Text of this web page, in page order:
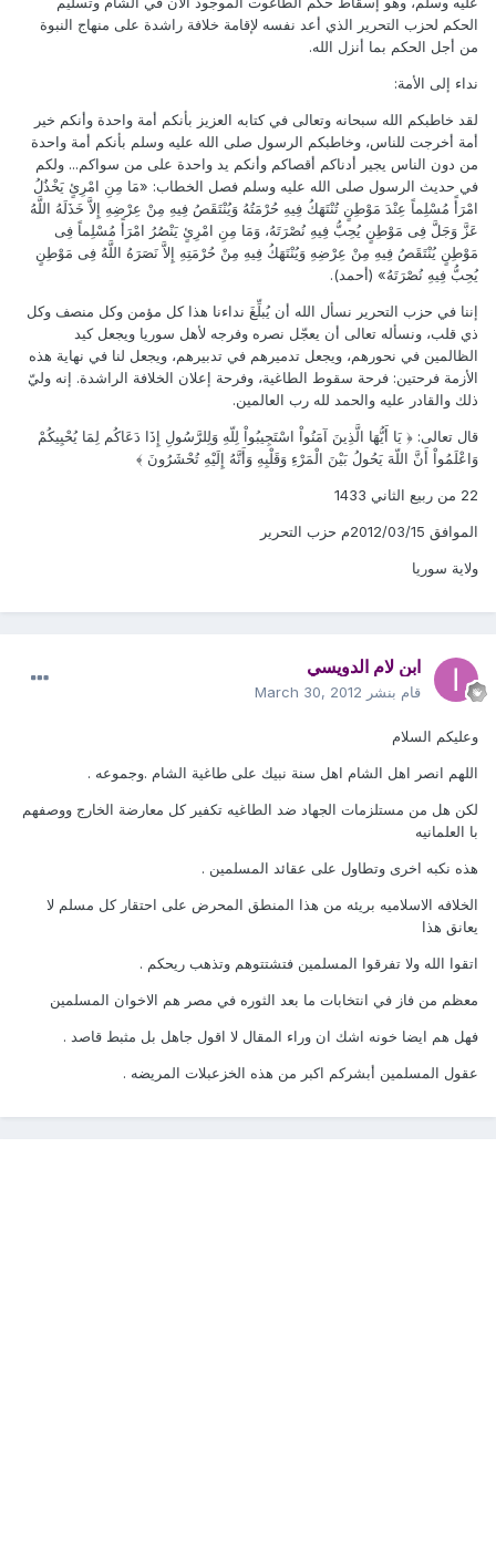
الحكم لحزب التحرير الذي أعد نفسه لإقامة خلافة راشدة على منهاج النبوة
من أجل الحكم بما أنزل الله.
نداء إلى الأمة:
لقد خاطبكم الله سبحانه وتعالى في كتابه العزيز بأنكم أمة واحدة وأنكم خير
أمة أخرجت للناس، وخاطبكم الرسول صلى الله عليه وسلم بأنكم أمة واحدة
من دون الناس يجير أدناكم أقصاكم وأنكم يد واحدة على من سواكم... ولكم
في حديث الرسول صلى الله عليه وسلم فصل الخطاب: «مَا مِنِ امْرِئٍ يَخْذُلُ
امْرَأً مُسْلِماً عِنْدَ مَوْطِنٍ تُنْتَهَكُ فِيهِ حُرْمَتُهُ وَيُنْتَقَصُ فِيهِ مِنْ عِرْضِهِ إِلاَّ خَذَلَهُ اللَّهُ
عَزَّ وَجَلَّ فِى مَوْطِنٍ يُحِبُّ فِيهِ نُصْرَتَهُ، وَمَا مِنِ امْرِئٍ يَنْصُرُ امْرَأً مُسْلِماً فِى
مَوْطِنٍ يُنْتَقَصُ فِيهِ مِنْ عِرْضِهِ وَيُنْتَهَكُ فِيهِ مِنْ حُرْمَتِهِ إِلاَّ نَصَرَهُ اللَّهُ فِى مَوْطِنٍ
يُحِبُّ فِيهِ نُصْرَتَهُ» (أحمد).
إننا في حزب التحرير نسأل الله أن يُبلِّغَ نداءنا هذا كل مؤمن وكل منصف وكل
ذي قلب، ونسأله تعالى أن يعجّل نصره وفرجه لأهل سوريا ويجعل كيد
الظالمين في نحورهم، ويجعل تدميرهم في تدبيرهم، ويجعل لنا في نهاية هذه
الأزمة فرحتين: فرحة سقوط الطاغية، وفرحة إعلان الخلافة الراشدة. إنه وليّ
ذلك والقادر عليه والحمد لله رب العالمين.
قال تعالى: ﴿ يَا أَيُّهَا الَّذِينَ آمَنُواْ اسْتَجِيبُواْ لِلّهِ وَلِلرَّسُولِ إِذَا دَعَاكُم لِمَا يُحْيِيكُمْ
وَاعْلَمُواْ أَنَّ اللّهَ يَحُولُ بَيْنَ الْمَرْءِ وَقَلْبِهِ وَأَنَّهُ إِلَيْهِ تُحْشَرُونَ ﴾
22 من ربيع الثاني 1433
الموافق 2012/03/15م حزب التحرير
ولاية سوريا
ابن لام الدويسي
قام بنشر March 30, 2012
وعليكم السلام
اللهم انصر اهل الشام اهل سنة نبيك على طاغية الشام .وجموعه .
لكن هل من مستلزمات الجهاد ضد الطاغيه تكفير كل معارضة الخارج ووصفهم
با العلمانيه
هذه نكبه اخرى وتطاول على عقائد المسلمين .
الخلافه الاسلاميه بريئه من هذا المنطق المحرض على احتقار كل مسلم لا
يعانق هذا
اتقوا الله ولا تفرقوا المسلمين فتشتتوهم وتذهب ريحكم .
معظم من فاز في انتخابات ما بعد الثوره في مصر هم الاخوان المسلمين
فهل هم ايضا خونه اشك ان وراء المقال لا اقول جاهل بل مثبط قاصد .
عقول المسلمين أبشركم اكبر من هذه الخزعبلات المريضه .